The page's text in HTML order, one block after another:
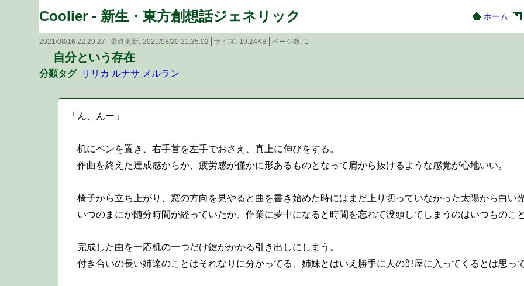
Coolier - 新生・東方創想話ジェネリック ホーム
自分という存在
2021/08/16 22:29:27 最終更新 2021/08/20 21:35:02 サイズ 19.24KB ページ数 1
分類タグ リリカ ルナサ メルラン
「ん、んー」
机にペンを置き、右手首を左手でおさえ、真上に伸びをする。
作曲を終えた達成感からか、疲労感が僅かに形あるものとなって肩から抜けるような感覚が心地いい。
椅子から立ち上がり、窓の方向を見やると曲を書き始めた時にはまだ上り切っていなかった太陽から白い
いつのまにか随分時間が経っていたが、作業に夢中になると時間を忘れて没頭してしまうのはいつものこと
完成した曲を一応机の一つだけ鍵がかかる引き出しにしまう。
付き合いの長い姉達のことはそれなりに分かってる、姉妹とはいえ勝手に人の部屋に入ってくるとは思って